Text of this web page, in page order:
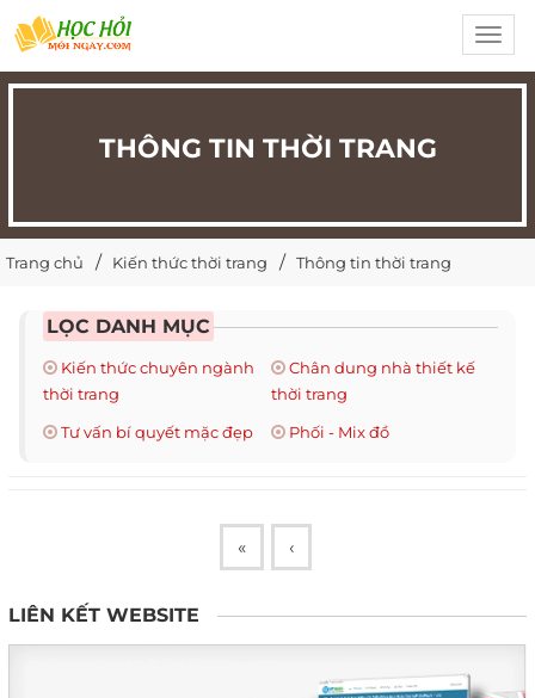
THÔNG TIN THỜI TRANG
Trang chủ Kiến thức thời trang Thông tin thời trang
LỌC DANH MỤC
Kiến thức chuyên ngành
thời trang
Chân dung nhà thiết kế
thời trang
Tư vấn bí quyết mặc đẹp
Phối - Mix đồ
« ‹
LIÊN KẾT WEBSITE